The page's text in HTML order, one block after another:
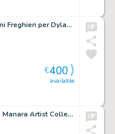
Tavola originale Giovanni Freghieri per Dylan Dog n. 109 “il Volo dello Struzzo” pag. 39
available
€400
Copertina originale Milo Manara Artist Collection – “A riveder le Stelle” – Corriere della Sera 2018